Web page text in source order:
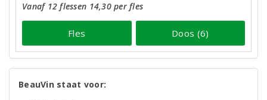
Vanaf 12 flessen 14,30 per fles
Fles Doos (6)
BeauVin staat voor: